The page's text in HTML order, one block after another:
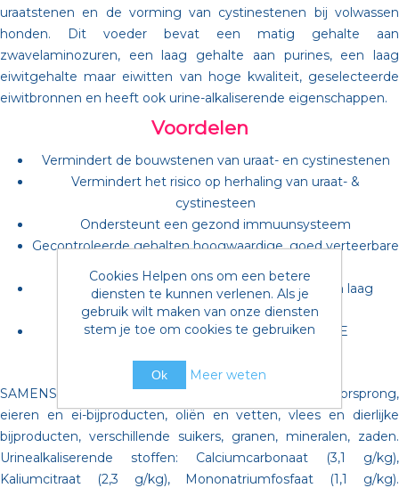
uraatstenen en de vorming van cystinestenen bij volwassen
honden. Dit voeder bevat een matig gehalte aan
zwavelaminozuren, een laag gehalte aan purines, een laag
eiwitgehalte maar eiwitten van hoge kwaliteit, geselecteerde
eiwitbronnen en heeft ook urine-alkaliserende eigenschappen.
Voordelen
Vermindert de bouwstenen van uraat- en cystinestenen
Vermindert het risico op herhaling van uraat- &
cystinesteen
Ondersteunt een gezond immuunsysteem
Gecontroleerde gehalten hoogwaardige, goed verteerbare
Bevordert gewenste urine-pH-waarden & een laag
natriumgehalte
Bevat antioxidanten waaronder vitamine E
Samenstelling
SAMENSTELLING: Bijproducten van plantaardige oorsprong,
eieren en ei-bijproducten, oliën en vetten, vlees en dierlijke
bijproducten, verschillende suikers, granen, mineralen, zaden.
Urinealkaliserende stoffen: Calciumcarbonaat (3,1 g/kg),
Kaliumcitraat (2,3 g/kg), Mononatriumfosfaat (1,1 g/kg).
Cookies Helpen ons om een betere
diensten te kunnen verlenen. Als je
gebruik wilt maken van onze diensten
stem je toe om cookies te gebruiken
Ok Meer weten